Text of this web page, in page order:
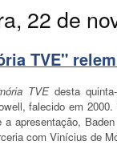
22 de
TVE"
TVE desta
falecido em
a apresentação,
com Vinícius de